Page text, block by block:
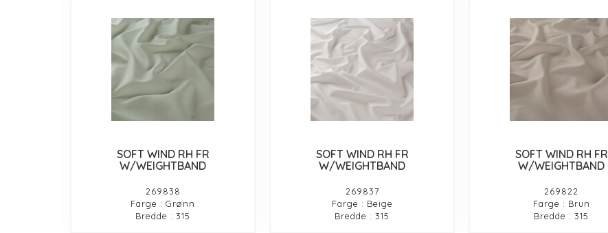
SOFT WIND RH FR
W/WEIGHTBAND
269838
Farge : Grønn
Bredde : 315
SOFT WIND RH FR
W/WEIGHTBAND
269837
Farge : Beige
Bredde : 315
SOFT WIND RH FR
W/WEIGHTBAND
269822
Farge : Brun
Bredde : 315